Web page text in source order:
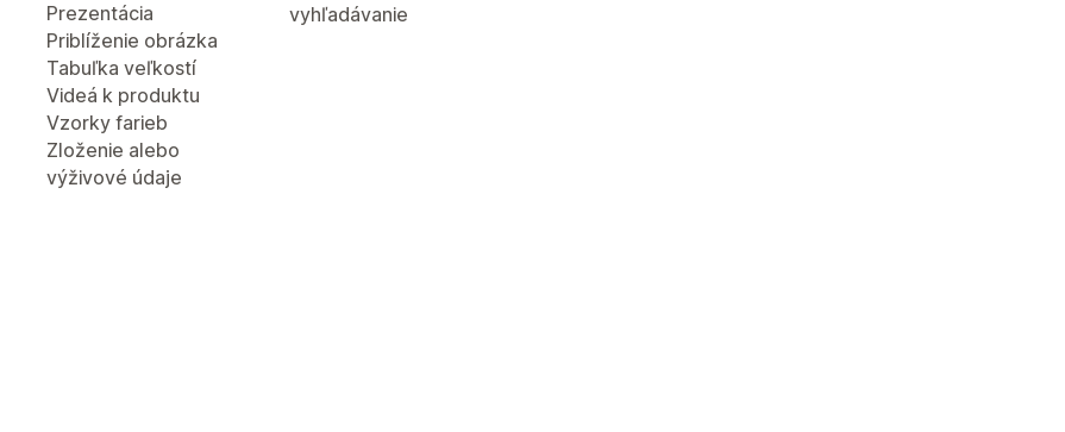
Prezentácia
Priblíženie obrázka
Tabuľka veľkostí
Videá k produktu
Vzorky farieb
Zloženie alebo
výživové údaje
vyhľadávanie